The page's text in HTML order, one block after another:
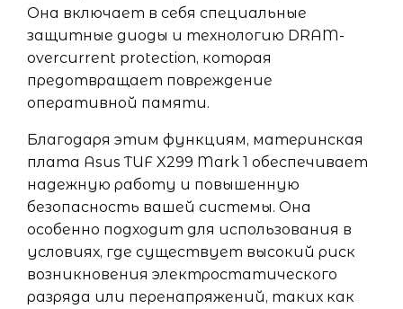
Она включает в себя специальные
защитные диоды и технологию DRAM-
overcurrent protection, которая
предотвращает повреждение
оперативной памяти.
Благодаря этим функциям, материнская
плата Asus TUF X299 Mark 1 обеспечивает
надежную работу и повышенную
безопасность вашей системы. Она
особенно подходит для использования в
условиях, где существует высокий риск
возникновения электростатического
разряда или перенапряжений, таких как